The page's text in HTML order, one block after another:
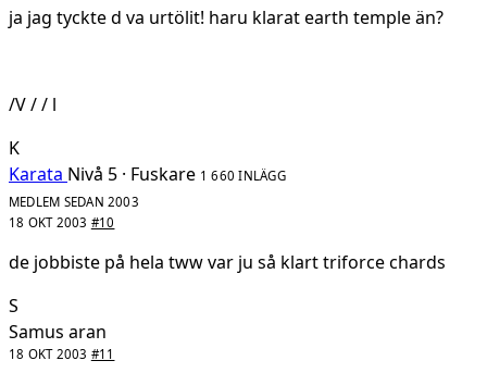
ja jag tyckte d va urtölit! haru klarat earth temple än?
/V / / l
K
Karata Nivå 5 · Fuskare 1 660 INLÄGG
MEDLEM SEDAN 2003
18 OKT 2003 #10
de jobbiste på hela tww var ju så klart triforce chards
S
Samus aran
18 OKT 2003 #11